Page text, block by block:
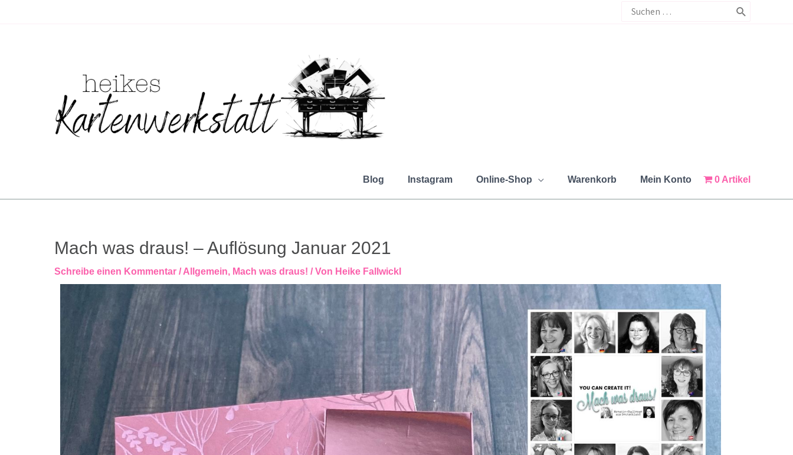
Search
for:
Blog Instagram Online-Shop Warenkorb Mein Konto 0 Artikel
Mach was draus! – Auflösung Januar 2021
Schreibe einen Kommentar /Allgemein, Mach was draus! / Von Heike Fallwickl